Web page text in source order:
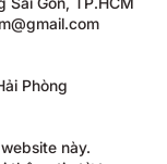
Phòng
này.